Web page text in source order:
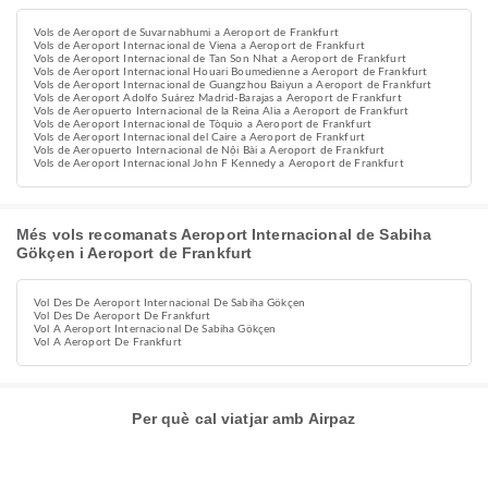
Vols de Aeroport de Suvarnabhumi a Aeroport de Frankfurt
Vols de Aeroport Internacional de Viena a Aeroport de Frankfurt
Vols de Aeroport Internacional de Tan Son Nhat a Aeroport de Frankfurt
Vols de Aeroport Internacional Houari Boumedienne a Aeroport de Frankfurt
Vols de Aeroport Internacional de Guangzhou Baiyun a Aeroport de Frankfurt
Vols de Aeroport Adolfo Suárez Madrid-Barajas a Aeroport de Frankfurt
Vols de Aeropuerto Internacional de la Reina Alia a Aeroport de Frankfurt
Vols de Aeroport Internacional de Tòquio a Aeroport de Frankfurt
Vols de Aeroport Internacional del Caire a Aeroport de Frankfurt
Vols de Aeropuerto Internacional de Nội Bài a Aeroport de Frankfurt
Vols de Aeroport Internacional John F Kennedy a Aeroport de Frankfurt
Més vols recomanats Aeroport Internacional de Sabiha
Gökçen i Aeroport de Frankfurt
Vol Des De Aeroport Internacional De Sabiha Gökçen
Vol Des De Aeroport De Frankfurt
Vol A Aeroport Internacional De Sabiha Gökçen
Vol A Aeroport De Frankfurt
Per què cal viatjar amb Airpaz